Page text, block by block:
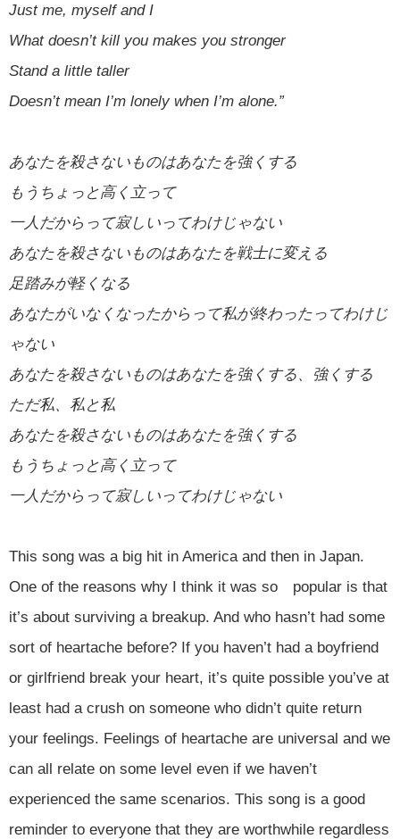
Just me, myself and I
What doesn’t kill you makes you stronger
Stand a little taller
Doesn’t mean I’m lonely when I’m alone.”
あなたを殺さないものはあなたを強くする
もうちょっと高く立って
一人だからって寂しいってわけじゃない
あなたを殺さないものはあなたを戦士に変える
足踏みが軽くなる
あなたがいなくなったからって私が終わったってわけじ
ゃない
あなたを殺さないものはあなたを強くする、強くする
ただ私、私と私
あなたを殺さないものはあなたを強くする
もうちょっと高く立って
一人だからって寂しいってわけじゃない
This song was a big hit in America and then in Japan.
One of the reasons why I think it was so popular is that
it’s about surviving a breakup. And who hasn’t had some
sort of heartache before? If you haven’t had a boyfriend
or girlfriend break your heart, it’s quite possible you’ve at
least had a crush on someone who didn’t quite return
your feelings. Feelings of heartache are universal and we
can all relate on some level even if we haven’t
experienced the same scenarios. This song is a good
reminder to everyone that they are worthwhile regardless